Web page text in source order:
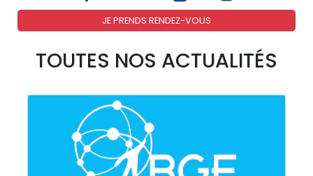
JE PRENDS RENDEZ-VOUS
TOUTES NOS ACTUALITÉS